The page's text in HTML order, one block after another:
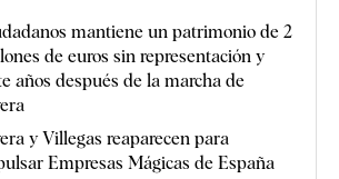
mantiene un patrimonio de 2
de euros sin representación y
años después de la marcha de
y Villegas reaparecen para
Empresas Mágicas de España